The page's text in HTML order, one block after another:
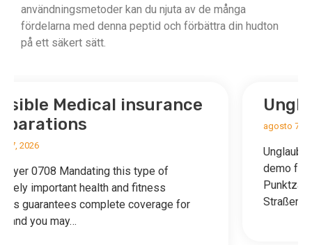
användningsmetoder kan du njuta av de många
fördelarna med denna peptid och förbättra din hudton
på ett säkert sätt.
agosto 7, 2026
Unglaubliche Szenarien rund um chicken road
demo für schnelle Reflexe und hohe
Punktzahlen Die Herausforderung des
Straßenübergangs: Strategien und Taktiken…